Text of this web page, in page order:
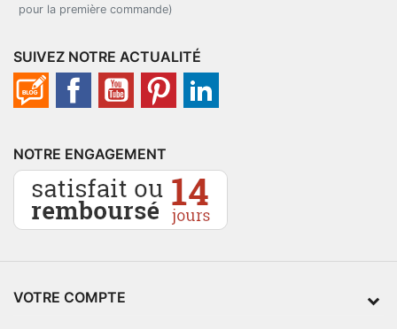
pour la première commande)
SUIVEZ NOTRE ACTUALITÉ
NOTRE ENGAGEMENT
VOTRE COMPTE